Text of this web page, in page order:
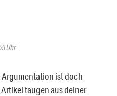
Uhr
Argumentation ist doch
taugen aus deiner